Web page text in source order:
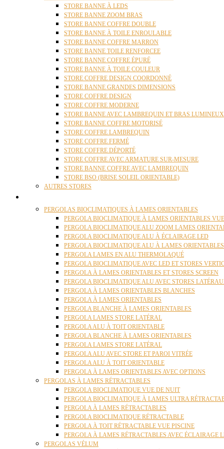
STORE BANNE À LEDS
STORE BANNE ZOOM BRAS
STORE BANNE COFFRE DOUBLE
STORE BANNE À TOILE ENROULABLE
STORE BANNE COFFRE MARRON
STORE BANNE TOILE RENFORCEE
STORE BANNE COFFRE ÉPURÉ
STORE BANNE À TOILE COULEUR
STORE COFFRE DESIGN COORDONNÉ
STORE BANNE GRANDES DIMENSIONS
STORE COFFRE DESIGN
STORE COFFRE MODERNE
STORE BANNE AVEC LAMBREQUIN ET BRAS LUMINEUX
STORE BANNE COFFRE MOTORISÉ
STORE COFFRE LAMBREQUIN
STORE COFFRE FERMÉ
STORE COFFRE DÉPORTÉ
STORE COFFRE AVEC ARMATURE SUR-MESURE
STORE BANNE COFFRE AVEC LAMBREQUIN
STORE BSO (BRISE SOLEIL ORIENTABLE)
AUTRES STORES
PERGOLAS BIOCLIMATIQUES À LAMES ORIENTABLES
PERGOLA BIOCLIMATIQUE À LAMES ORIENTABLES
PERGOLA BIOCLIMATIQUE ALU ZOOM LAMES
PERGOLA BIOCLIMATIQUE ALU À ÉCLAIRAGE LED
PERGOLA BIOCLIMATIQUE ALU À LAMES
PERGOLA LAMES EN ALU THERMOLAQUÉ
PERGOLA BIOCLIMATIQUE AVEC LED ET STORES
PERGOLA À LAMES ORIENTABLES ET STORES SCREEN
PERGOLA BIOCLIMATIQUE ALU AVEC STORES
PERGOLA À LAMES ORIENTABLES BLANCHES
PERGOLA À LAMES ORIENTABLES
PERGOLA BLANCHE À LAMES ORIENTABLES
PERGOLA LAMES STORE LATÉRAL
PERGOLA ALU À TOIT ORIENTABLE
PERGOLA BLANCHE À LAMES ORIENTABLES
PERGOLA LAMES STORE LATÉRAL
PERGOLA ALU AVEC STORE ET PAROI VITRÉE
PERGOLA ALU À TOIT ORIENTABLE
PERGOLA À LAMES ORIENTABLES AVEC OPTIONS
PERGOLAS À LAMES RÉTRACTABLES
PERGOLA BIOCLIMATIQUE VUE DE NUIT
PERGOLA BIOCLIMATIQUE À LAMES ULTRA
PERGOLA À LAMES RÉTRACTABLES
PERGOLA BIOCLIMATIQUE RÉTRACTABLE
PERGOLA À TOIT RÉTRACTABLE VUE PISCINE
PERGOLA À LAMES RÉTRACTABLES AVEC ÉCLAIRAGE
PERGOLAS VÉLUM